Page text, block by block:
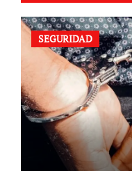
SEGURIDAD